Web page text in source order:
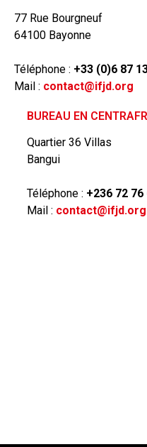
77 Rue Bourgneuf
64100 Bayonne
Téléphone : +33 (0)6 87
Mail : contact@ifjd.org
BUREAU EN
Quartier 36 Villas
Bangui
Téléphone : +236 72 76
Mail : contact@ifjd.org